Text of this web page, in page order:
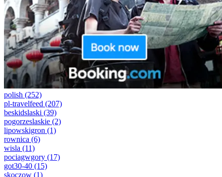
polish (252)
pl-travelfeed (207)
beskidslaski (39)
pogorzeslaskie (2)
lipowskigron (1)
rownica (6)
wisla (11)
pociagwgory (17)
got30-40 (15)
skoczow (1)